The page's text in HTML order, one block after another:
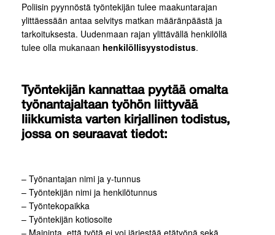
Poliisin pyynnöstä työntekijän tulee maakuntarajan
ylittäessään antaa selvitys matkan määränpäästä ja
tarkoituksesta. Uudenmaan rajan ylittävällä henkilöllä
tulee olla mukanaan henkilöllisyystodistus.
Työntekijän kannattaa pyytää omalta
työnantajaltaan työhön liittyvää
liikkumista varten kirjallinen todistus,
jossa on seuraavat tiedot:
– Työnantajan nimi ja y-tunnus
– Työntekijän nimi ja henkilötunnus
– Työntekopaikka
– Työntekijän kotiosoite